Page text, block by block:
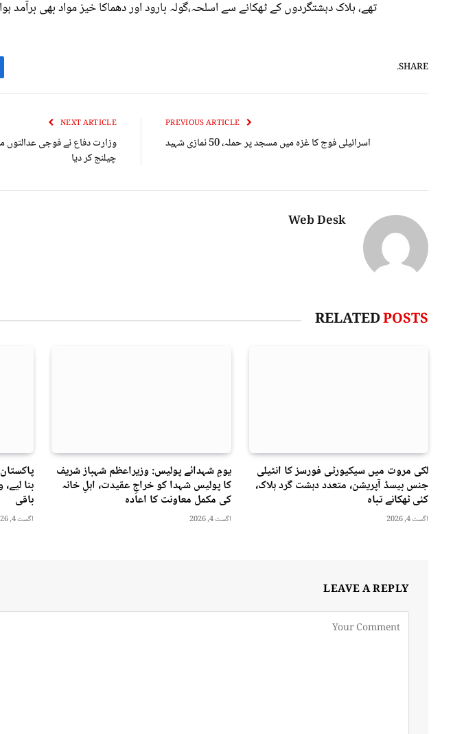
تھے، ہلاک دہشتگردوں کے ٹھکانے سے اسلحہ،گولہ بارود اور دھماکا خیز مواد بھی برآمد
SHARE.
اسرائیلی فوج کا غزہ میں مسجد پر حملہ، 50 نمازی شہید
NEXT ARTICLE
وزارت دفاع نے فوجی عدالتوں
چیلنج کر دیا
Web Desk
RELATEDPOSTS
لکی مروت میں سیکیورٹی فورسز کا انٹیلی
جنس بیسڈ آپریشن، متعدد دہشت گرد ہلاک،
کئی ٹھکانے تباہ
اگست 4, 2026
یومِ شہدائے پولیس: وزیراعظم شہباز شریف
کا پولیس شہدا کو خراجِ عقیدت، اہلِ خانہ
کی مکمل معاونت کا اعادہ
اگست 4, 2026
باقی
اگست 4, 2026
LEAVE A REPLY